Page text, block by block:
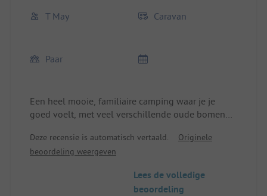
T May Caravan
Paar
Een heel mooie, familiaire camping waar je je
goed voelt, met veel verschillende oude bomen
vriendelijk en behulpzaam. De sanitaire
voorzieningen zijn altijd schoon en alles wat je
met een gezellige terras. Wij komen terug.
Deze recensie is automatisch vertaald.
Originele
beoordeling weergeven
Lees de volledige
beoordeling